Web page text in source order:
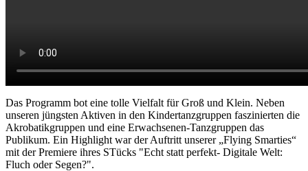
Das Programm bot eine tolle Vielfalt für Groß und Klein. Neben
unseren jüngsten Aktiven in den Kindertanzgruppen faszinierten die
Akrobatikgruppen und eine Erwachsenen-Tanzgruppen das
Publikum. Ein Highlight war der Auftritt unserer „Flying Smarties“
mit der Premiere ihres STücks "Echt statt perfekt- Digitale Welt:
Fluch oder Segen?".